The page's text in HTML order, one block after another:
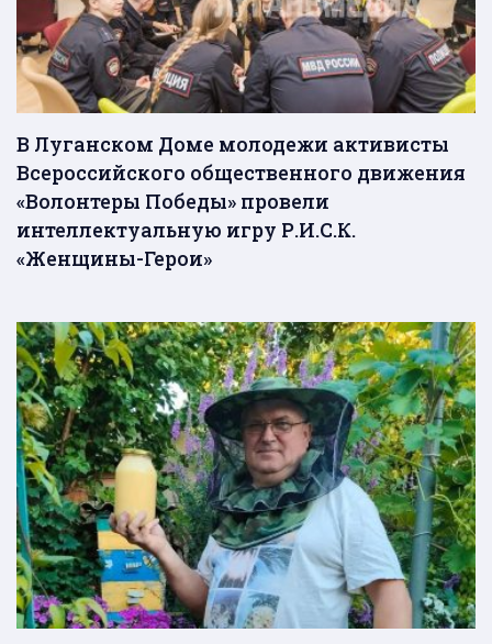
В Луганском Доме молодежи активисты
Всероссийского общественного движения
«Волонтеры Победы» провели
интеллектуальную игру Р.И.С.К.
«Женщины-Герои»